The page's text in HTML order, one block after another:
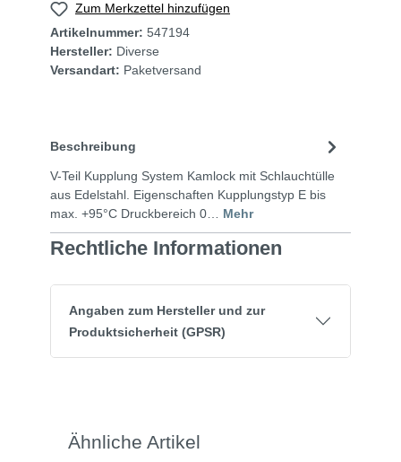
Zum Merkzettel hinzufügen
Artikelnummer: 547194
Hersteller: Diverse
Versandart: Paketversand
Beschreibung
V-Teil Kupplung System Kamlock mit Schlauchtülle
aus Edelstahl. Eigenschaften Kupplungstyp E bis
max. +95°C Druckbereich 0… Mehr
Rechtliche Informationen
Angaben zum Hersteller und zur
Produktsicherheit (GPSR)
Ähnliche Artikel